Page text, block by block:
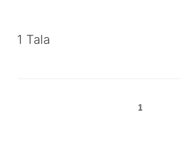
1 Tala
1